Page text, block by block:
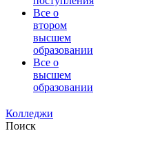
Все о
втором
высшем
образовании
Все о
высшем
образовании
Колледжи
Поиск